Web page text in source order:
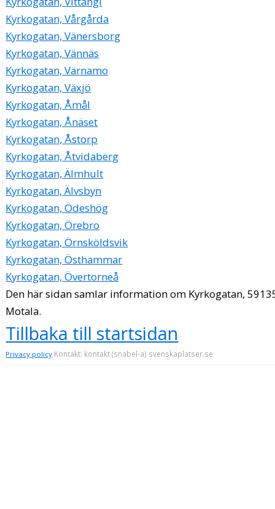
Kyrkogatan, Vårgårda
Kyrkogatan, Vänersborg
Kyrkogatan, Vännäs
Kyrkogatan, Värnamo
Kyrkogatan, Växjö
Kyrkogatan, Åmål
Kyrkogatan, Ånäset
Kyrkogatan, Åstorp
Kyrkogatan, Åtvidaberg
Kyrkogatan, Älmhult
Kyrkogatan, Älvsbyn
Kyrkogatan, Ödeshög
Kyrkogatan, Örebro
Kyrkogatan, Örnsköldsvik
Kyrkogatan, Östhammar
Kyrkogatan, Övertorneå
Den här sidan samlar information om Kyrkogatan,
Motala.
Tillbaka till startsidan
Privacy policy Kontakt: kontakt (snabel-a) svenskaplatser.se